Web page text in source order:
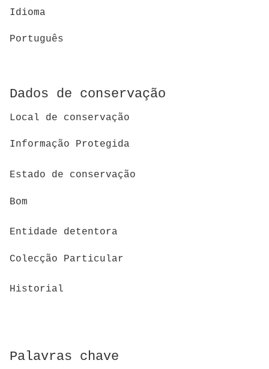
Idioma
Português
Dados de conservação
Local de conservação
Informação Protegida
Estado de conservação
Bom
Entidade detentora
Colecção Particular
Historial
Palavras chave